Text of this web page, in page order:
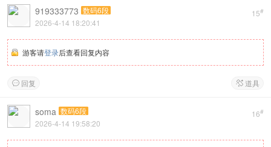
15#
919333773 数码6段
2026-4-14 18:20:41
游客请登录后查看回复内容
 回复  道具
16#
soma 数码6段
2026-4-14 19:58:20